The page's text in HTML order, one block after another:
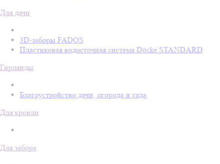
Для дачи
3D-заборы FADOS
Пластиковая водосточная система Döcke STANDARD
Гирлянды
Благоустройство дачи, огорода и сада
Для кровли
Для забора